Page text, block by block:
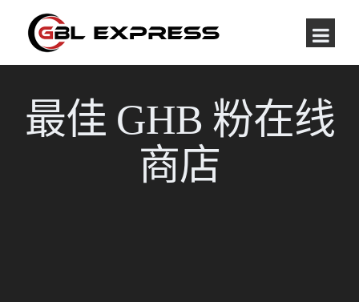
最佳 GHB 粉在线
商店